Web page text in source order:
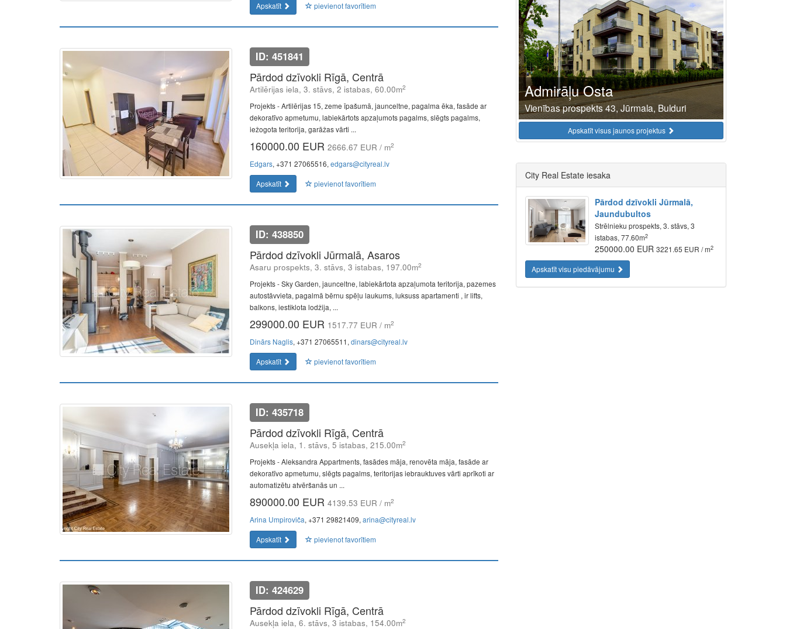
Apskatīt
pievienot favorītiem
ID: 451841
Pārdod dzīvokli Rīgā, Centrā
Artilērijas iela, 3. stāvs, 2 istabas, 60.00m2
Projekts - Artilērijas 15, zeme īpašumā, jaunceltne, pagalma ēka, fasāde ar
dekoratīvo apmetumu, labiekārtots apzaļumots pagalms, slēgts pagalms,
iežogota teritorija, garāžas vārti ...
160000.00 EUR 2666.67 EUR / m2
Edgars, +371 27065516, edgars@cityreal.lv
Apskatīt
pievienot favorītiem
ID: 438850
Pārdod dzīvokli Jūrmalā, Asaros
Asaru prospekts, 3. stāvs, 3 istabas, 197.00m2
Projekts - Sky Garden, jaunceltne, labiekārtota apzaļumota teritorija, pazemes
autostāvvieta, pagalmā bērnu spēļu laukums, luksuss apartamenti , ir lifts,
balkons, iestiklota lodžija, ...
299000.00 EUR 1517.77 EUR / m2
Dinārs Naglis, +371 27065511, dinars@cityreal.lv
Apskatīt
pievienot favorītiem
ID: 435718
Pārdod dzīvokli Rīgā, Centrā
Ausekļa iela, 1. stāvs, 5 istabas, 215.00m2
Projekts - Aleksandra Appartments, fasādes māja, renovēta māja, fasāde ar
dekoratīvo apmetumu, slēgts pagalms, teritorijas iebrauktuves vārti aprīkoti ar
automatizētu atvēršanās un ...
890000.00 EUR 4139.53 EUR / m2
Arina Umpiroviča, +371 29821409, arina@cityreal.lv
Apskatīt
pievienot favorītiem
ID: 424629
Pārdod dzīvokli Rīgā, Centrā
Ausekļa iela, 6. stāvs, 3 istabas, 154.00m2
Admirāļu Osta
Vienības prospekts 43, Jūrmala, Bulduri
Apskatīt visus jaunos projektus
City Real Estate iesaka
Pārdod dzīvokli Jūrmalā,
Jaundubultos
Strēlnieku prospekts, 3. stāvs, 3
istabas, 77.60m2
250000.00 EUR3221.65 EUR / m2
Apskatīt visu piedāvājumu